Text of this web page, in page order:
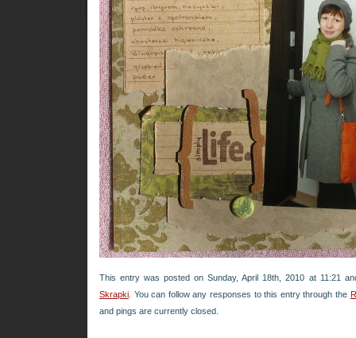
This entry was posted on Sunday, April 18th, 2010 at 11:21
Skrapki . You can follow any responses to this entry through the
and pings are currently closed.